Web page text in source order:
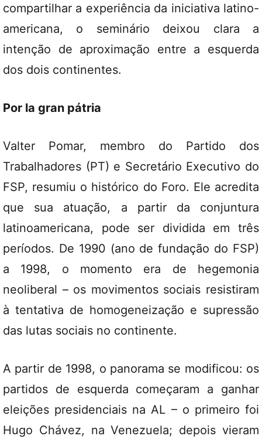
compartilhar a experiência da iniciativa latino-
americana, o seminário deixou clara a
intenção de aproximação entre a esquerda
dos dois continentes.
Por la gran pátria
Valter Pomar, membro do Partido dos
Trabalhadores (PT) e Secretário Executivo do
FSP, resumiu o histórico do Foro. Ele acredita
que sua atuação, a partir da conjuntura
latinoamericana, pode ser dividida em três
períodos. De 1990 (ano de fundação do FSP)
a 1998, o momento era de hegemonia
neoliberal – os movimentos sociais resistiram
à tentativa de homogeneização e supressão
das lutas sociais no continente.
A partir de 1998, o panorama se modificou: os
partidos de esquerda começaram a ganhar
eleições presidenciais na AL – o primeiro foi
Hugo Chávez, na Venezuela; depois vieram